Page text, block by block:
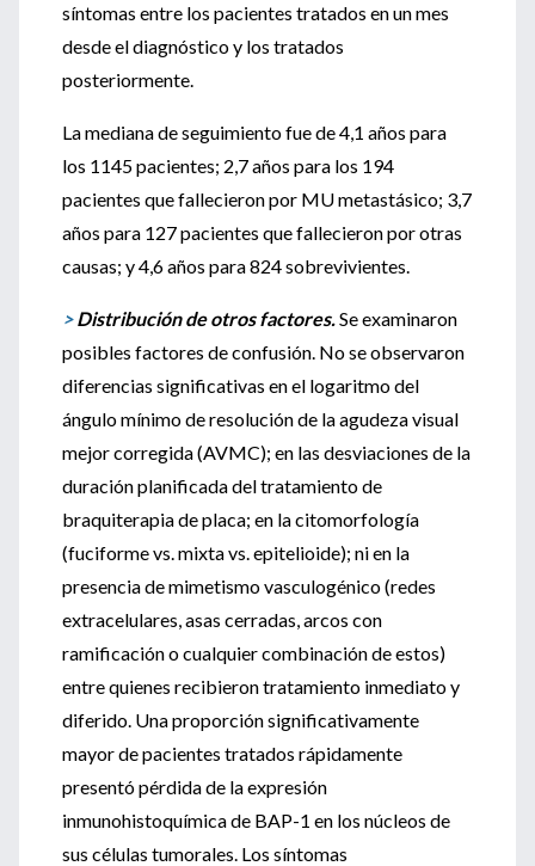
síntomas entre los pacientes tratados en un mes
desde el diagnóstico y los tratados
posteriormente.
La mediana de seguimiento fue de 4,1 años para
los 1145 pacientes; 2,7 años para los 194
pacientes que fallecieron por MU metastásico; 3,7
años para 127 pacientes que fallecieron por otras
causas; y 4,6 años para 824 sobrevivientes.
>Distribución de otros factores.Se examinaron
posibles factores de confusión. No se observaron
diferencias significativas en el logaritmo del
ángulo mínimo de resolución de la agudeza visual
mejor corregida (AVMC); en las desviaciones de la
duración planificada del tratamiento de
braquiterapia de placa; en la citomorfología
(fuciforme vs. mixta vs. epitelioide); ni en la
presencia de mimetismo vasculogénico (redes
extracelulares, asas cerradas, arcos con
ramificación o cualquier combinación de estos)
entre quienes recibieron tratamiento inmediato y
diferido. Una proporción significativamente
mayor de pacientes tratados rápidamente
presentó pérdida de la expresión
inmunohistoquímica de BAP-1 en los núcleos de
sus células tumorales. Los síntomas